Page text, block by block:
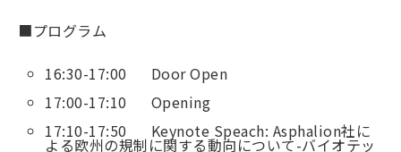
■プログラム
16:30-17:00 Door Open
17:00-17:10 Opening
17:10-17:50 Keynote Speach: Asphalion社に
よる欧州の規制に関する動向について-バイオテッ